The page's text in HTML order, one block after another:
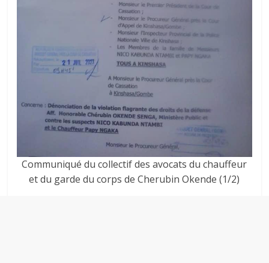
Communiqué du collectif des avocats du chauffeur
et du garde du corps de Cherubin Okende (1/2)